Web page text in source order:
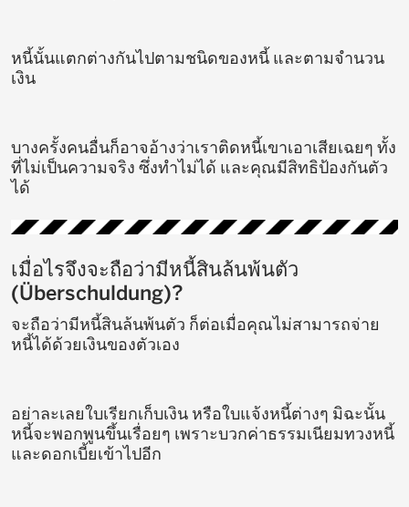
หนี้นั้นแตกต่างกันไปตามชนิดของหนี้ และตามจำนวน
เงิน
บางครั้งคนอื่นก็อาจอ้างว่าเราติดหนี้เขาเอาเสียเฉยๆ ทั้ง
ที่ไม่เป็นความจริง ซึ่งทำไม่ได้ และคุณมีสิทธิป้องกันตัว
ได้
เมื่อไรจึงจะถือว่ามีหนี้สินล้นพ้นตัว
(Überschuldung)?
จะถือว่ามีหนี้สินล้นพ้นตัว ก็ต่อเมื่อคุณไม่สามารถจ่าย
หนี้ได้ด้วยเงินของตัวเอง
อย่าละเลยใบเรียกเก็บเงิน หรือใบแจ้งหนี้ต่างๆ มิฉะนั้น
หนี้จะพอกพูนขึ้นเรื่อยๆ เพราะบวกค่าธรรมเนียมทวงหนี้
และดอกเบี้ยเข้าไปอีก